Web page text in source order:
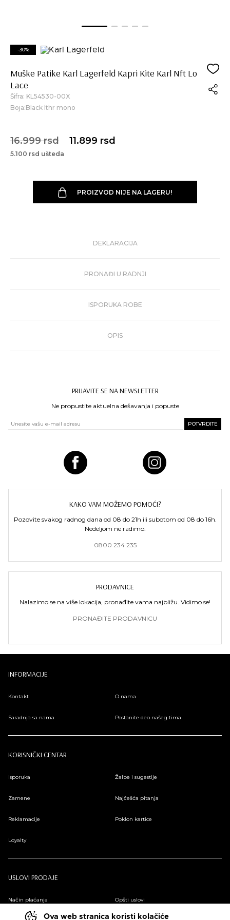
Ova web stranica koristi kolačiće
-30%
Muške Patike Karl Lagerfeld Kapri Kite Karl Nft Lo
Lace
Šifra: KL54530-00X
Boja:Black lthr mono
16.999 rsd 11.899 rsd
5.100 rsd ušteda
PROIZVOD NIJE NA LAGERU!
DEKLARACIJA
PRONAĐI U RADNJI
ISPORUKA ROBE
OPIS
PRIJAVITE SE NA NEWSLETTER
Ne propustite aktuelna dešavanja i popuste
KAKO VAM MOŽEMO POMOĆI?
Pozovite svakog radnog dana od 08 do 21h ili subotom od 08 do 16h.
Nedeljom ne radimo.
0800 234 235
PRODAVNICE
Nalazimo se na više lokacija, pronađite vama najbližu. Vidimo se!
PRONAĐITE PRODAVNICU
INFORMACIJE
Kontakt O nama
Saradnja sa nama Postanite deo našeg tima
KORISNIČKI CENTAR
Isporuka Žalbe i sugestije
Zamene Najčešća pitanja
Reklamacije Poklon kartice
Loyalty
USLOVI PRODAJE
Način plaćanja Opšti uslovi